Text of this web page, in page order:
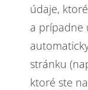
údaje,
a prípadne
stránku
ktoré ste